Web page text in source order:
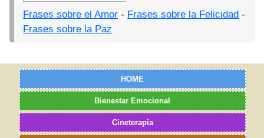
Frases sobre el Amor - Frases sobre la Felicidad -
Frases sobre la Paz
HOME
Bienestar Emocional
Cineterapia